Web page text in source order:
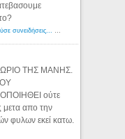
Ένα βιβλίο που πολεμήθηκε γιατί ξυπνούσε συνειδήσεις... - Λόγιος Ερμής | Η γνώση ξεκινάει με την αναζήτηση...
ΤΗΣ ΜΑΝΗΣ.
ούτε
μετα απο την
φυλων εκεί κατω.